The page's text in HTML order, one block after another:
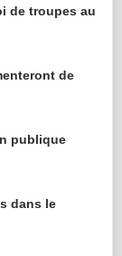
de troupes au
de
publique
dans le